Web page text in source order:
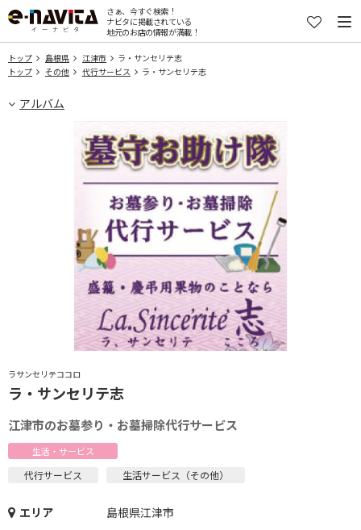
さぁ、今すぐ検索！
ナビタに掲載されている
地元のお店の情報が満載！
トップ 島根県 江津市
ラ・サンセリテ志
トップ
その他 代行サービス ラ・サンセリテ志
アルバム
ラサンセリテココロ
ラ・サンセリテ志
江津市のお墓参り・お墓掃除代行サービス
生活・サービス
代行サービス 生活サービス（その他）
エリア
島根県江津市